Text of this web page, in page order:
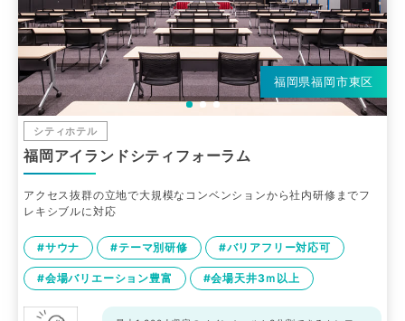
福岡県福岡市東区
シティホテル
福岡アイランドシティフォーラム
アクセス抜群の立地で大規模なコンベンションから社内研修までフ
レキシブルに対応
#サウナ #テーマ別研修 #バリアフリー対応可
#会場バリエーション豊富 #会場天井3ｍ以上